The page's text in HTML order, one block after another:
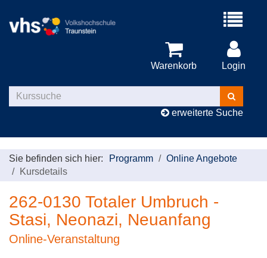
Menü
Warenkorb Login
Kurse
suchen
erweiterte Suche
Sie befinden sich hier: Programm
Online Angebote
Kursdetails
262-0130 Totaler Umbruch -
Stasi, Neonazi, Neuanfang
Online-Veranstaltung